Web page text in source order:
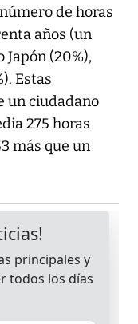
de horas
años (un
Japón (20%),
Estas
un ciudadano
275 horas
más que un